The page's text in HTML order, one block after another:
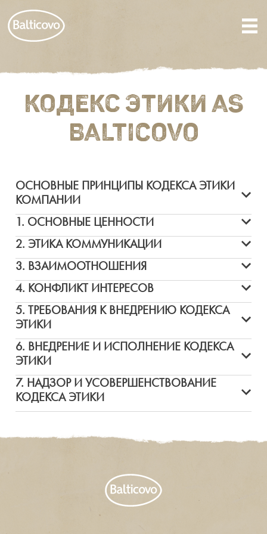
КОДЕКС ЭТИКИ AS
BALTICOVO
ОСНОВНЫЕ ПРИНЦИПЫ КОДЕКСА ЭТИКИ
КОМПАНИИ
1. ОСНОВНЫЕ ЦЕННОСТИ
2. ЭТИКА КОММУНИКАЦИИ
3. ВЗАИМООТНОШЕНИЯ
4. КОНФЛИКТ ИНТЕРЕСОВ
5. ТРЕБОВАНИЯ К ВНЕДРЕНИЮ КОДЕКСА
ЭТИКИ
6. ВНЕДРЕНИЕ И ИСПОЛНЕНИЕ КОДЕКСА
ЭТИКИ
7. НАДЗОР И УСОВЕРШЕНСТВОВАНИЕ
КОДЕКСА ЭТИКИ